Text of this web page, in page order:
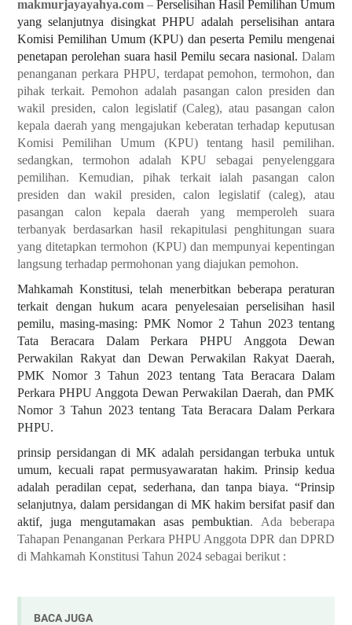
makmurjayayahya.com – Perselisihan Hasil Pemilihan Umum
yang selanjutnya disingkat PHPU adalah perselisihan antara
Komisi Pemilihan Umum (KPU) dan peserta Pemilu mengenai
penetapan perolehan suara hasil Pemilu secara nasional. Dalam
penanganan perkara PHPU, terdapat pemohon, termohon, dan
pihak terkait. Pemohon adalah pasangan calon presiden dan
wakil presiden, calon legislatif (Caleg), atau pasangan calon
kepala daerah yang mengajukan keberatan terhadap keputusan
Komisi Pemilihan Umum (KPU) tentang hasil pemilihan.
sedangkan, termohon adalah KPU sebagai penyelenggara
pemilihan. Kemudian, pihak terkait ialah pasangan calon
presiden dan wakil presiden, calon legislatif (caleg), atau
pasangan calon kepala daerah yang memperoleh suara
terbanyak berdasarkan hasil rekapitulasi penghitungan suara
yang ditetapkan termohon (KPU) dan mempunyai kepentingan
langsung terhadap permohonan yang diajukan pemohon.
Mahkamah Konstitusi, telah menerbitkan beberapa peraturan
terkait dengan hukum acara penyelesaian perselisihan hasil
pemilu, masing-masing: PMK Nomor 2 Tahun 2023 tentang
Tata Beracara Dalam Perkara PHPU Anggota Dewan
Perwakilan Rakyat dan Dewan Perwakilan Rakyat Daerah,
PMK Nomor 3 Tahun 2023 tentang Tata Beracara Dalam
Perkara PHPU Anggota Dewan Perwakilan Daerah, dan PMK
Nomor 3 Tahun 2023 tentang Tata Beracara Dalam Perkara
PHPU.
prinsip persidangan di MK adalah persidangan terbuka untuk
umum, kecuali rapat permusyawaratan hakim. Prinsip kedua
adalah peradilan cepat, sederhana, dan tanpa biaya. “Prinsip
selanjutnya, dalam persidangan di MK hakim bersifat pasif dan
aktif, juga mengutamakan asas pembuktian. Ada beberapa
Tahapan Penanganan Perkara PHPU Anggota DPR dan DPRD
di Mahkamah Konstitusi Tahun 2024 sebagai berikut :
BACA JUGA